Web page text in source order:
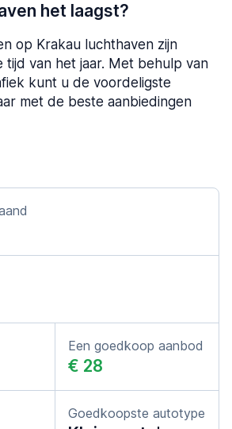
het laagst?
op Krakau luchthaven zijn
tijd van het jaar. Met behulp van
kunt u de voordeligste
met de beste aanbiedingen
Een goedkoop aanbod
€ 28
Goedkoopste autotype